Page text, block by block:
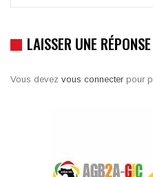
LAISSER UNE RÉPONSE
Vous devez vous connecter pour